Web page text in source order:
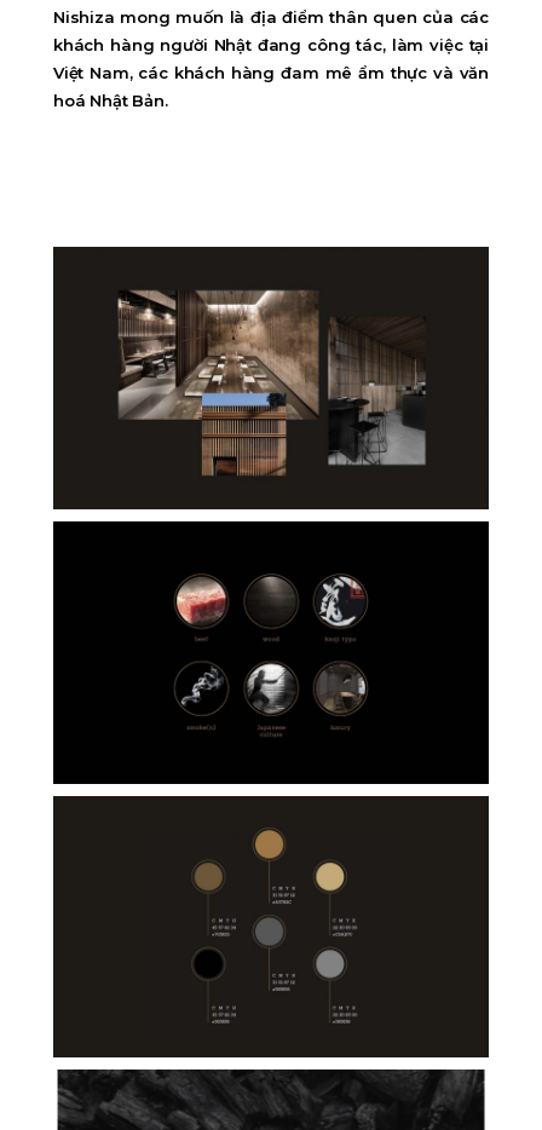
Nishiza mong muốn là địa điểm thân quen của các
khách hàng người Nhật đang công tác, làm việc tại
Việt Nam, các khách hàng đam mê ẩm thực và văn
hoá Nhật Bản.